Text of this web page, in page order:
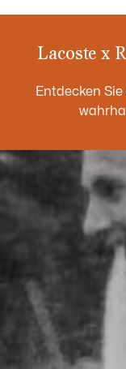
Lacoste x
Entdecken